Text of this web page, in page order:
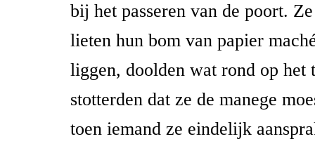
bij het passeren van de poort.
lieten hun bom van papier
liggen, doolden wat rond op het
stotterden dat ze de manege
toen iemand ze eindelijk